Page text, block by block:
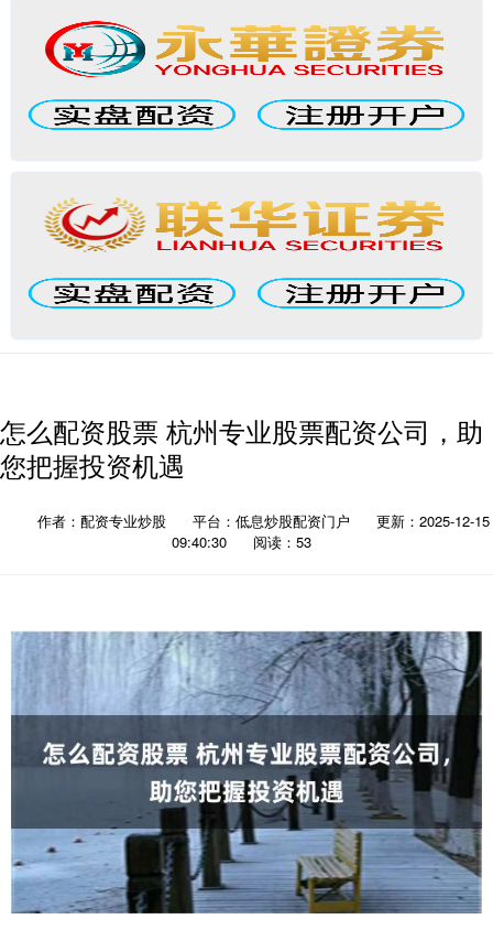
怎么配资股票 杭州专业股票配资公司，助
您把握投资机遇
作者：配资专业炒股 平台：低息炒股配资门户
更新：2025-12-15
09:40:30
阅读：53